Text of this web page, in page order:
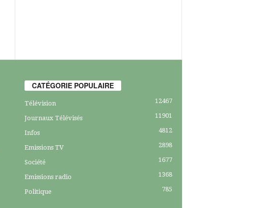
CATÉGORIE POPULAIRE
Télévision 12467
Journaux Télévisés 11901
Infos 4812
Emissions TV 2898
Société 1677
Emissions radio 1368
Politique 785